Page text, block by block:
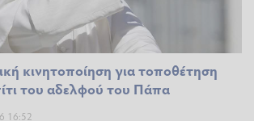
κινητοποίηση για τοποθέτηση
του αδελφού του Πάπα
16:52